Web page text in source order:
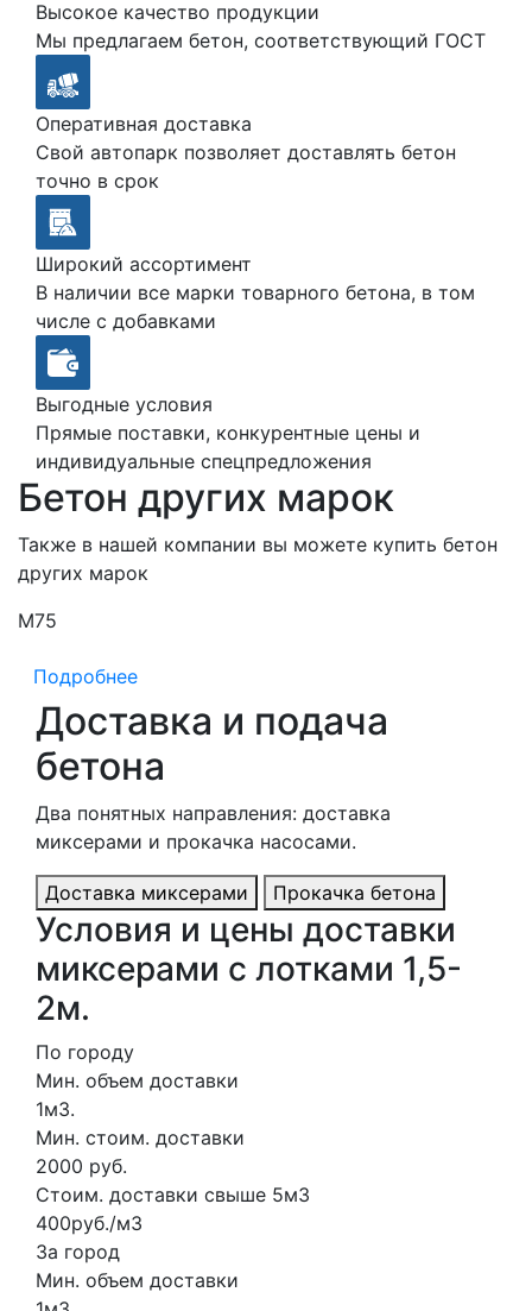
Высокое качество продукции
Мы предлагаем бетон, соответствующий ГОСТ
Оперативная доставка
Свой автопарк позволяет доставлять бетон
точно в срок
Широкий ассортимент
В наличии все марки товарного бетона, в том
числе с добавками
Выгодные условия
Прямые поставки, конкурентные цены и
индивидуальные спецпредложения
Бетон других марок
Также в нашей компании вы можете купить бетон
других марок
М75
Подробнее
Доставка и подача
бетона
Два понятных направления: доставка
миксерами и прокачка насосами.
Доставка миксерами Прокачка бетона
Условия и цены доставки
миксерами с лотками 1,5-
2м.
По городу
Мин. объем доставки
1м3.
Мин. стоим. доставки
2000 руб.
Стоим. доставки свыше 5м3
400руб./м3
За город
Мин. объем доставки